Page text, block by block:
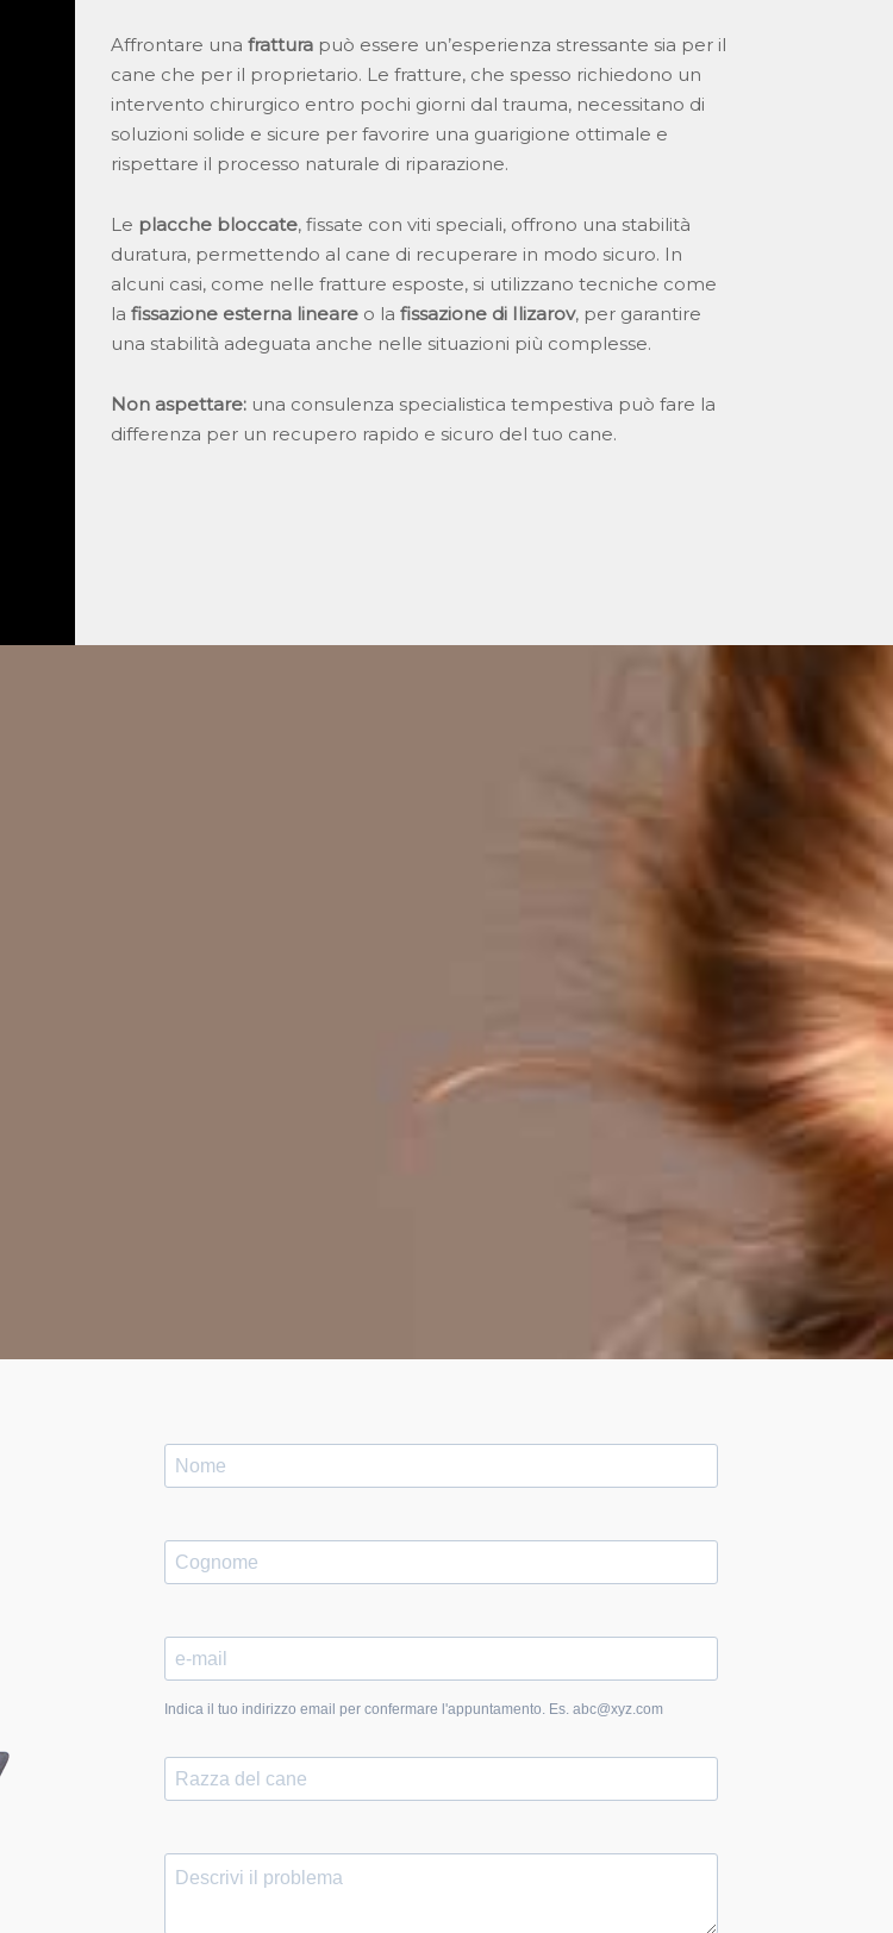
Affrontare una frattura può essere un’esperienza stressante sia per il
cane che per il proprietario. Le fratture, che spesso richiedono un
intervento chirurgico entro pochi giorni dal trauma, necessitano di
soluzioni solide e sicure per favorire una guarigione ottimale e
rispettare il processo naturale di riparazione.
Le placche bloccate, fissate con viti speciali, offrono una stabilità
duratura, permettendo al cane di recuperare in modo sicuro. In
alcuni casi, come nelle fratture esposte, si utilizzano tecniche come
la fissazione esterna lineare o la fissazione di Ilizarov, per garantire
una stabilità adeguata anche nelle situazioni più complesse.
Non aspettare: una consulenza specialistica tempestiva può fare la
differenza per un recupero rapido e sicuro del tuo cane.
Indica il tuo indirizzo email per confermare l'appuntamento. Es. abc@xyz.com